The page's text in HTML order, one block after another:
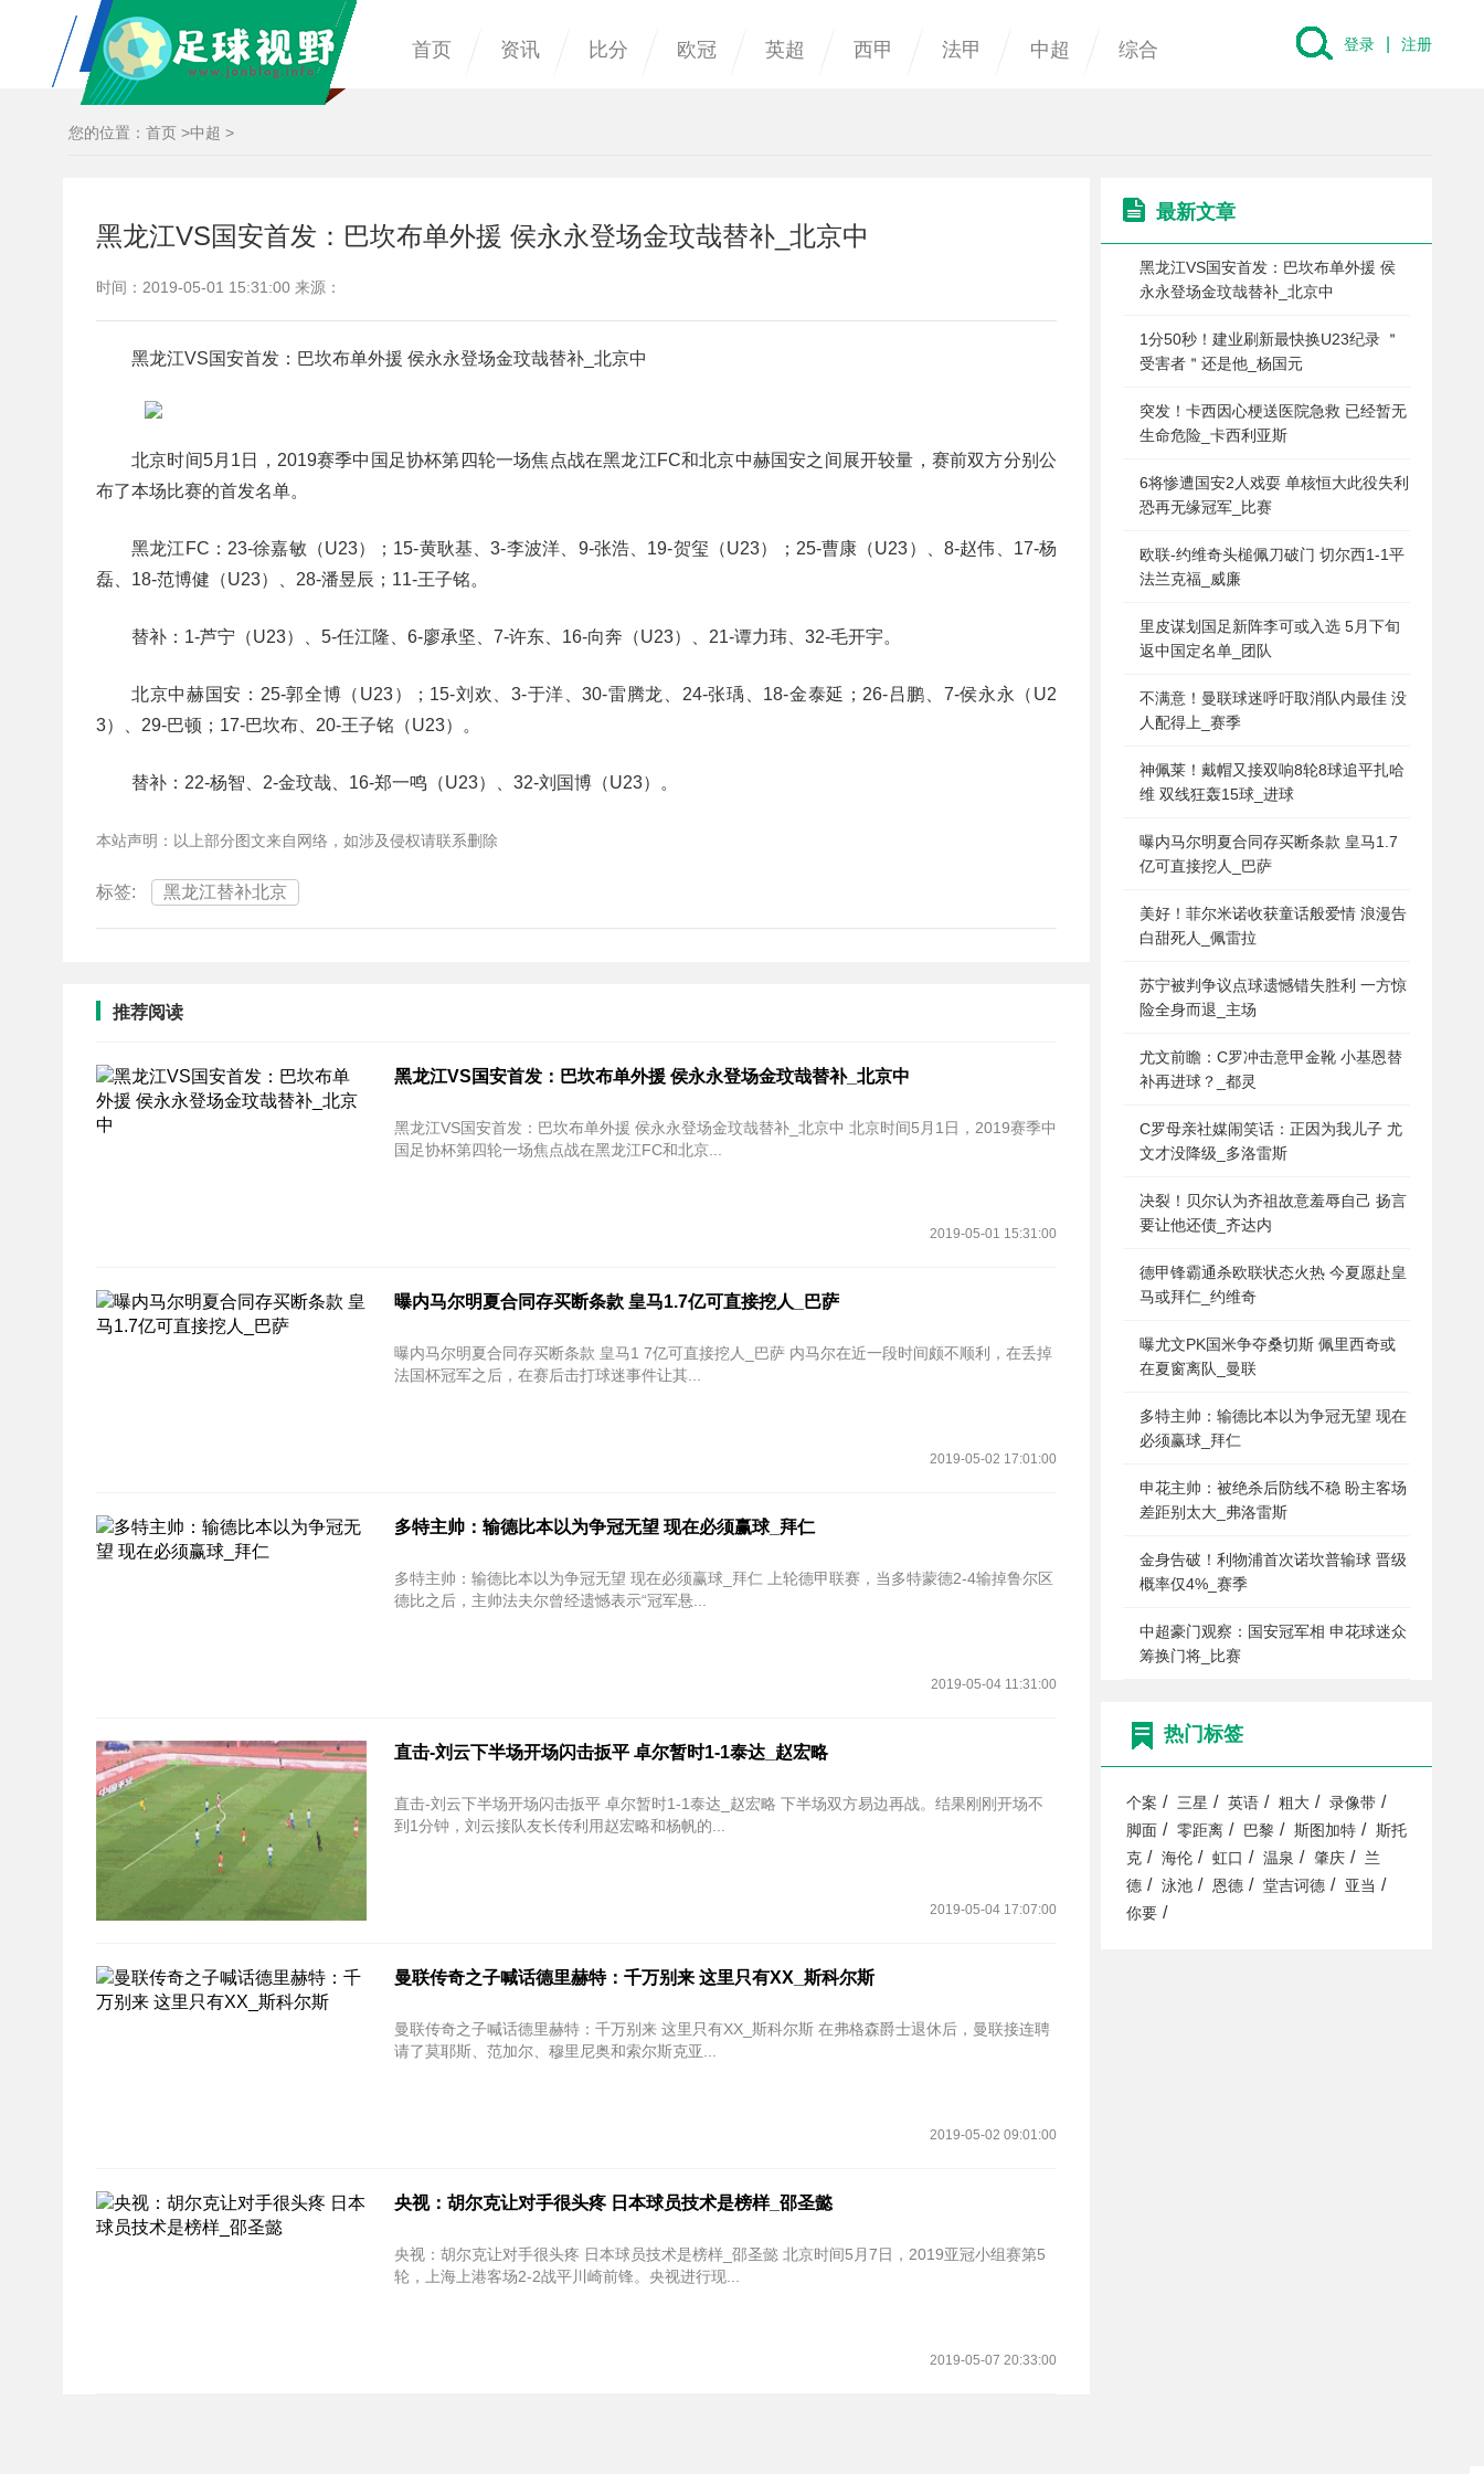
首页 资讯 比分 欧冠 英超 西甲 法甲 中超 综合 登录 注册
您的位置： 首页 >中超 >
黑龙江VS国安首发：巴坎布单外援 侯永永登场金玟哉替补_北京中
时间：2019-05-01 15:31:00 来源：
黑龙江VS国安首发：巴坎布单外援 侯永永登场金玟哉替补_北京中
北京时间5月1日，2019赛季中国足协杯第四轮一场焦点战在黑龙江FC和北京中赫国安之间展开较量，赛前双方分别公
布了本场比赛的首发名单。
黑龙江FC：23-徐嘉敏（U23）；15-黄耿基、3-李波洋、9-张浩、19-贺玺（U23）；25-曹康（U23）、8-赵伟、17-杨
磊、18-范博健（U23）、28-潘昱辰；11-王子铭。
替补：1-芦宁（U23）、5-任江隆、6-廖承坚、7-许东、16-向奔（U23）、21-谭力玮、32-毛开宇。
北京中赫国安：25-郭全博（U23）；15-刘欢、3-于洋、30-雷腾龙、24-张瑀、18-金泰延；26-吕鹏、7-侯永永（U2
3）、29-巴顿；17-巴坎布、20-王子铭（U23）。
替补：22-杨智、2-金玟哉、16-郑一鸣（U23）、32-刘国博（U23）。
本站声明：以上部分图文来自网络，如涉及侵权请联系删除
标签: 黑龙江替补北京
推荐阅读
黑龙江VS国安首发：巴坎布单外援 侯永永登场金玟哉替补_北京中
黑龙江VS国安首发：巴坎布单外援 侯永永登场金玟哉替补_北京中 北京时间5月1日，2019赛季中
国足协杯第四轮一场焦点战在黑龙江FC和北京...
2019-05-01 15:31:00
曝内马尔明夏合同存买断条款 皇马1.7亿可直接挖人_巴萨
曝内马尔明夏合同存买断条款 皇马1 7亿可直接挖人_巴萨 内马尔在近一段时间颇不顺利，在丢掉
法国杯冠军之后，在赛后击打球迷事件让其...
2019-05-02 17:01:00
多特主帅：输德比本以为争冠无望 现在必须赢球_拜仁
多特主帅：输德比本以为争冠无望 现在必须赢球_拜仁 上轮德甲联赛，当多特蒙德2-4输掉鲁尔区
德比之后，主帅法夫尔曾经遗憾表示“冠军悬...
2019-05-04 11:31:00
直击-刘云下半场开场闪击扳平 卓尔暂时1-1泰达_赵宏略
直击-刘云下半场开场闪击扳平 卓尔暂时1-1泰达_赵宏略 下半场双方易边再战。结果刚刚开场不
到1分钟，刘云接队友长传利用赵宏略和杨帆的...
2019-05-04 17:07:00
曼联传奇之子喊话德里赫特：千万别来 这里只有XX_斯科尔斯
曼联传奇之子喊话德里赫特：千万别来 这里只有XX_斯科尔斯 在弗格森爵士退休后，曼联接连聘
请了莫耶斯、范加尔、穆里尼奥和索尔斯克亚...
2019-05-02 09:01:00
央视：胡尔克让对手很头疼 日本球员技术是榜样_邵圣懿
央视：胡尔克让对手很头疼 日本球员技术是榜样_邵圣懿 北京时间5月7日，2019亚冠小组赛第5
轮，上海上港客场2-2战平川崎前锋。央视进行现...
2019-05-07 20:33:00
最新文章
黑龙江VS国安首发：巴坎布单外援 侯
永永登场金玟哉替补_北京中
1分50秒！建业刷新最快换U23纪录 ＂
受害者＂还是他_杨国元
突发！卡西因心梗送医院急救 已经暂无
生命危险_卡西利亚斯
6将惨遭国安2人戏耍 单核恒大此役失利
恐再无缘冠军_比赛
欧联-约维奇头槌佩刀破门 切尔西1-1平
法兰克福_威廉
里皮谋划国足新阵李可或入选 5月下旬
返中国定名单_团队
不满意！曼联球迷呼吁取消队内最佳 没
人配得上_赛季
神佩莱！戴帽又接双响8轮8球追平扎哈
维 双线狂轰15球_进球
曝内马尔明夏合同存买断条款 皇马1.7
亿可直接挖人_巴萨
美好！菲尔米诺收获童话般爱情 浪漫告
白甜死人_佩雷拉
苏宁被判争议点球遗憾错失胜利 一方惊
险全身而退_主场
尤文前瞻：C罗冲击意甲金靴 小基恩替
补再进球？_都灵
C罗母亲社媒闹笑话：正因为我儿子 尤
文才没降级_多洛雷斯
决裂！贝尔认为齐祖故意羞辱自己 扬言
要让他还债_齐达内
德甲锋霸通杀欧联状态火热 今夏愿赴皇
马或拜仁_约维奇
曝尤文PK国米争夺桑切斯 佩里西奇或
在夏窗离队_曼联
多特主帅：输德比本以为争冠无望 现在
必须赢球_拜仁
申花主帅：被绝杀后防线不稳 盼主客场
差距别太大_弗洛雷斯
金身告破！利物浦首次诺坎普输球 晋级
概率仅4%_赛季
中超豪门观察：国安冠军相 申花球迷众
筹换门将_比赛
热门标签
个案 / 三星 / 英语 / 粗大 / 录像带 /
脚面 / 零距离 / 巴黎 / 斯图加特 /
斯托
克 / 海伦 / 虹口 / 温泉 / 肇庆 /
兰
德 / 泳池 / 恩德 / 堂吉诃德 / 亚当 /
你要 /